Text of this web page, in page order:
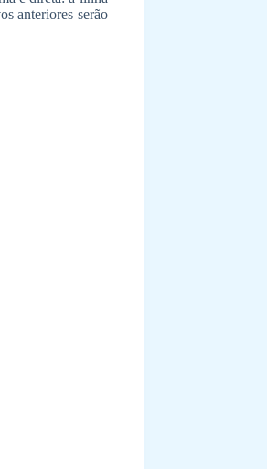
anteriores serão